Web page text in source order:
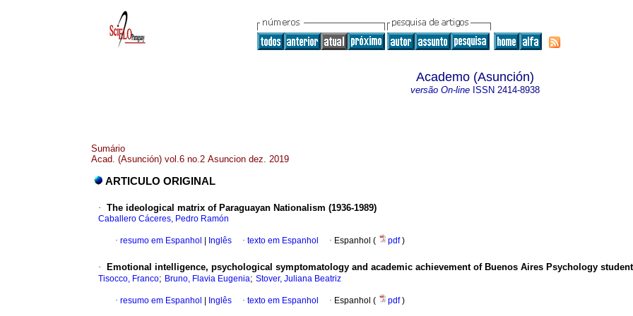
Academo (Asunción)
versão On-lineISSN 2414-8938
Sumário
Acad. (Asunción) vol.6 no.2 Asuncion dez. 2019
ARTICULO ORIGINAL
· The ideological matrix of Paraguayan Nationalism (1936-1989)
Caballero Cáceres, Pedro Ramón
· resumo em Espanhol Inglês · texto em Espanhol · Espanhol ( pdf)
· Emotional intelligence, psychological symptomatology and academic achievement of Buenos Aires Psychology
Tisocco, Franco; Bruno, Flavia Eugenia; Stover, Juliana Beatriz
· resumo em Espanhol Inglês · texto em Espanhol · Espanhol ( pdf)